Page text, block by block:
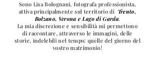
Sono Lisa Bolognani, fotografa professionista,
attiva principalmente sul territorio di Trento,
Bolzano, Verona e Lago di Garda.
La mia discrezione e sensibilità mi permettono
di raccontare, attraverso le immagini, delle
storie, indelebili nel tempo: quelle del giorno del
vostro matrimonio!